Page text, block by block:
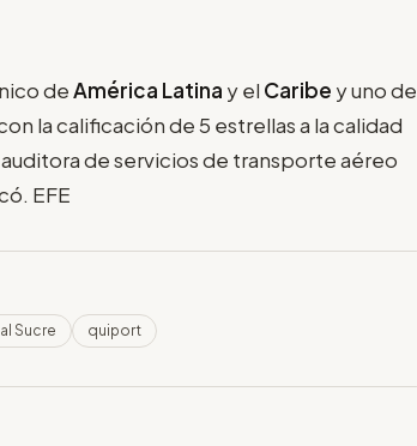
deAmérica Latina y el Caribe y uno de
la calificación de 5 estrellas a la calidad
auditora de servicios de transporte aéreo
EFE
Sucre quiport